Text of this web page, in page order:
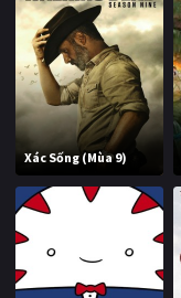
Xác Sống (Mùa 9)